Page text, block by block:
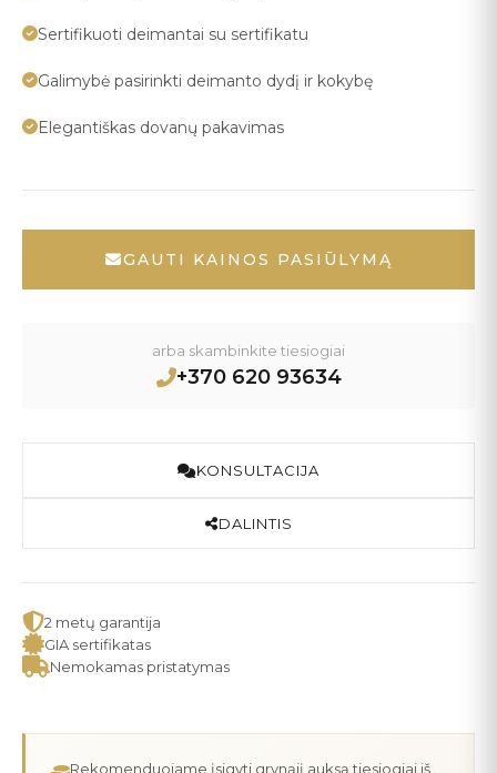
Sertifikuoti deimantai su sertifikatu
Galimybė pasirinkti deimanto dydį ir kokybę
Elegantiškas dovanų pakavimas
GAUTI KAINOS PASIŪLYMĄ
arba skambinkite tiesiogiai
+370 620 93634
KONSULTACIJA
DALINTIS
2 metų garantija
GIA sertifikatas
Nemokamas pristatymas
Rekomenduojame įsigyti grynąjį auksą tiesiogiai iš